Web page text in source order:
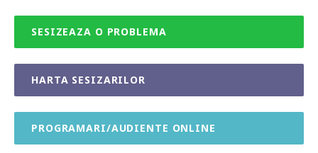
SESIZEAZA O PROBLEMA
HARTA SESIZARILOR
PROGRAMARI/AUDIENTE ONLINE